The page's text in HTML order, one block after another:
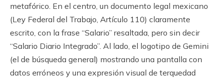
metafórico. En el centro, un documento legal mexicano
(Ley Federal del Trabajo, Artículo 110) claramente
escrito, con la frase “Salario” resaltada, pero sin decir
“Salario Diario Integrado”. Al lado, el logotipo de Gemini
(el de búsqueda general) mostrando una pantalla con
datos erróneos y una expresión visual de terquedad